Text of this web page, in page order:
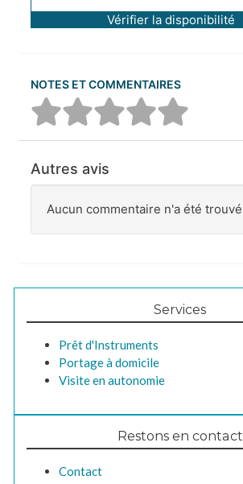
Vérifier la disponibilité
NOTES ET COMMENTAIRES
Autres avis
Aucun commentaire n'a été trouvé
Services
Prêt d'Instruments
Portage à domicile
Visite en autonomie
Restons en contact
Contact